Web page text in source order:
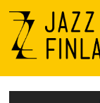
Menu